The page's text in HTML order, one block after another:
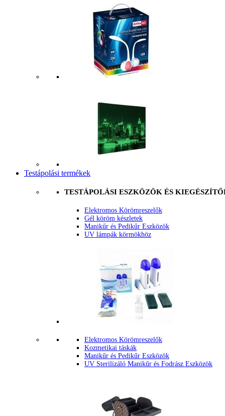
Testápolási termékek
TESTÁPOLÁSI ESZKÖZÖK ÉS
Elektromos Körömreszelők
Gél köröm készletek
Manikűr és Pedikűr Eszközök
UV lámpák körmökhöz
Elektromos Körömreszelők
Kozmetikai táskák
Manikűr és Pedikűr Eszközök
UV Sterilizáló Manikűr és Fodrász Eszközök